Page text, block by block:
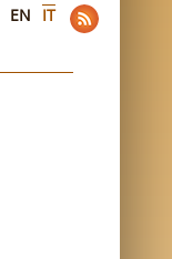
EN IT